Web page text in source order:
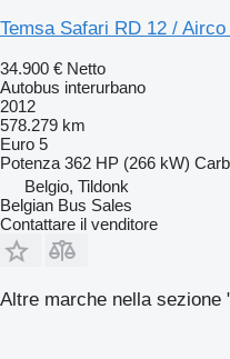
Temsa Safari RD 12 /
34.900 € Netto
Autobus interurbano
2012
578.279 km
Euro 5
Potenza 362 HP (266 kW)
Belgio, Tildonk
Belgian Bus Sales
Contattare il venditore
Altre marche nella sezione